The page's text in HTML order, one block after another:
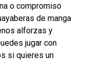
o compromiso
de manga
alforzas y
jugar con
si quieres un